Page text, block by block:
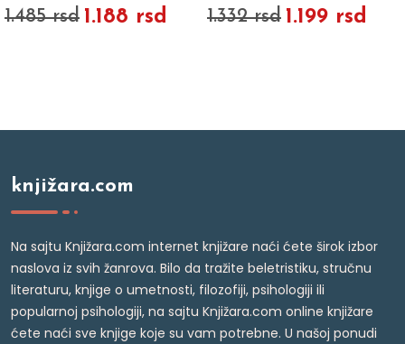
1.485 rsd 1.188 rsd 1.332 rsd 1.199 rsd
knjižara.com
Na sajtu Knjižara.com internet knjižare naći ćete širok izbor
naslova iz svih žanrova. Bilo da tražite beletristiku, stručnu
literaturu, knjige o umetnosti, filozofiji, psihologiji ili
popularnoj psihologiji, na sajtu Knjižara.com online knjižare
ćete naći sve knjige koje su vam potrebne. U našoj ponudi